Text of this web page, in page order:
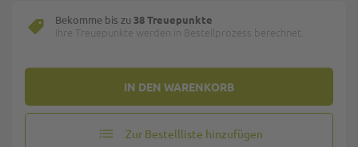
IN DEN WARENKORB
Bekomme bis zu 38 Treuepunkte
Ihre Treuepunkte werden in Bestellprozess berechnet.
Zur Bestellliste hinzufügen